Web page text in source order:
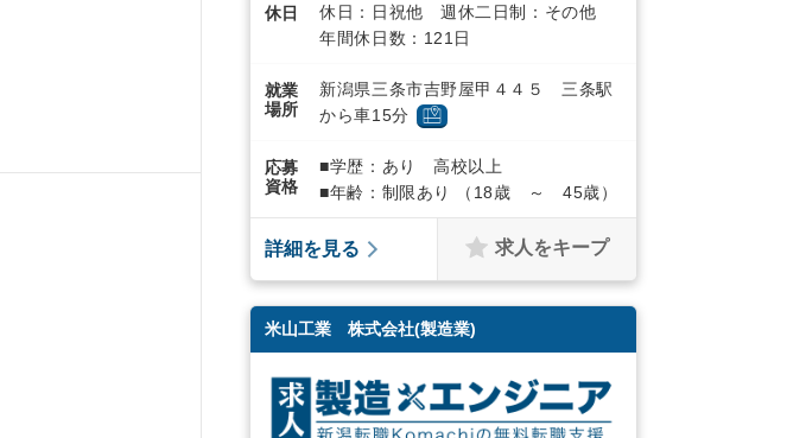
休日
休日：日祝他 週休二日制：その他
年間休日数：121日
就業
場所
新潟県三条市吉野屋甲４４５ 三条駅
から車15分
応募
資格
■学歴：あり 高校以上
■年齢：制限あり （18歳 ～ 45歳）
詳細を見る 求人をキープ
米山工業 株式会社(製造業)